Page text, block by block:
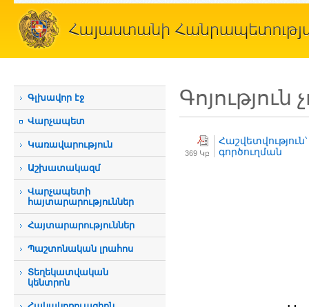
Գլխավոր էջ
Վարչապետ
Կառավարություն
Աշխատակազմ
Վարչապետի
հայտարարություններ
Հայտարարություններ
Պաշտոնական լրահոս
Տեղեկատվական
կենտրոն
Գոյություն
369 Կբ
գործուղման